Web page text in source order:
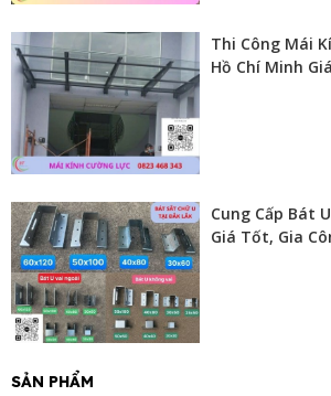
Thi Công Mái
Hồ Chí Minh
Cung Cấp Bát
Giá Tốt, Gia
SẢN PHẨM